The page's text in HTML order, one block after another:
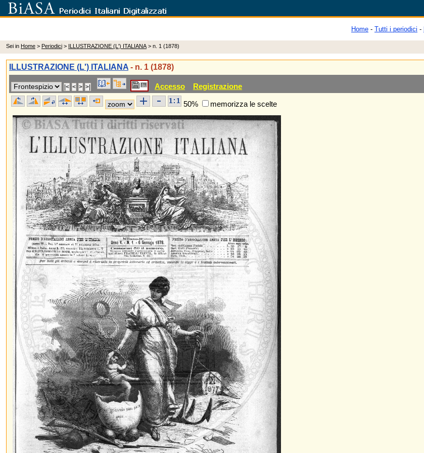
Home - Tutti i periodici -
Sei in Home > Periodici > ILLUSTRAZIONE (L') ITALIANA > n. 1 (1878)
ILLUSTRAZIONE (L') ITALIANA - n. 1 (1878)
Accesso Registrazione
50% memorizza le scelte